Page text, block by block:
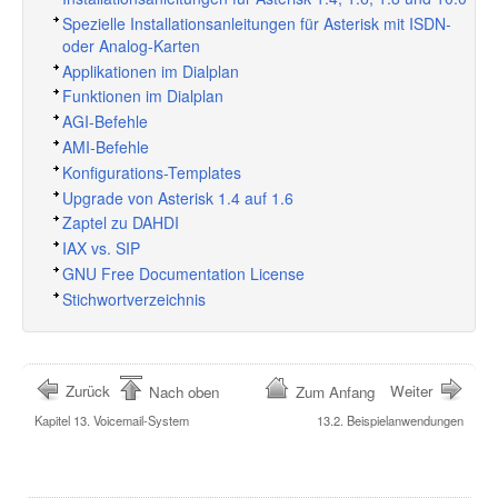
Spezielle Installationsanleitungen für Asterisk mit ISDN-
oder Analog-Karten
Applikationen im Dialplan
Funktionen im Dialplan
AGI-Befehle
AMI-Befehle
Konfigurations-Templates
Upgrade von Asterisk 1.4 auf 1.6
Zaptel zu DAHDI
IAX vs. SIP
GNU Free Documentation License
Stichwortverzeichnis
Zurück
Kapitel 13. Voicemail-System
Nach oben Zum Anfang Weiter
13.2. Beispielanwendungen